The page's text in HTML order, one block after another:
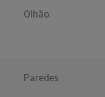
Olhão
Paredes